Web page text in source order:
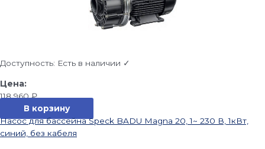
Доступность: Есть в наличии ✓
118 960₽
В корзину
Насос для бассейна Speck BADU Magna 20, 1~ 230 В, 1кВт,
синий, без кабеля